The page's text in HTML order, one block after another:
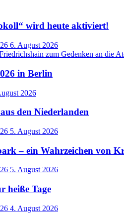
wird heute aktiviert!
6. August 2026
in Berlin
2026
den Niederlanden
5. August 2026
– ein Wahrzeichen von
5. August 2026
heiße Tage
4. August 2026